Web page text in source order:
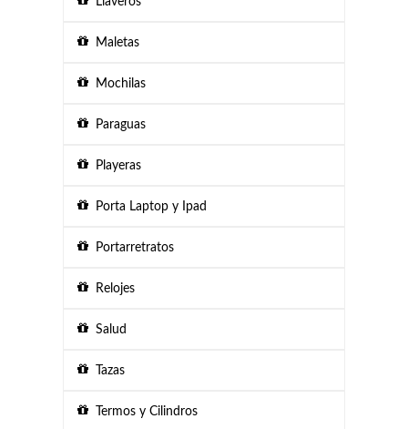
Maletas
Mochilas
Paraguas
Playeras
Porta Laptop y Ipad
Portarretratos
Relojes
Salud
Tazas
Termos y Cilindros